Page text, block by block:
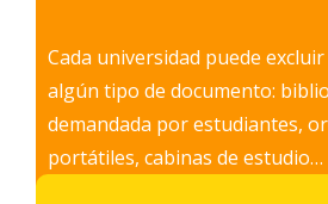
Cada universidad puede
algún tipo de documento:
demandada por estudiantes,
portátiles, cabinas de estudio…